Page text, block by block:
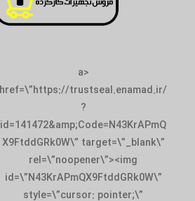
<a
href=\”https://trustseal.enamad.ir/
?
id=141472&amp;Code=N43KrAPmQ
X9FtddGRk0W\” target=\”_blank\”
rel=\”noopener\”><img
id=\”N43KrAPmQX9FtddGRk0W\”
style=\”cursor: pointer;\”